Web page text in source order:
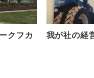
クフカ
我が社の経